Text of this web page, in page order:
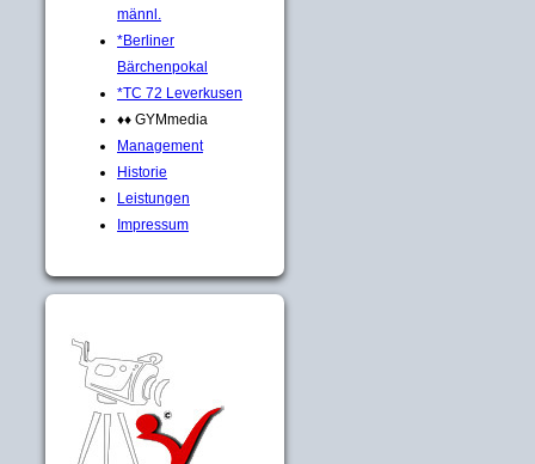
männl.
*Berliner
Bärchenpokal
*TC 72 Leverkusen
♦♦ GYMmedia
Management
Historie
Leistungen
Impressum